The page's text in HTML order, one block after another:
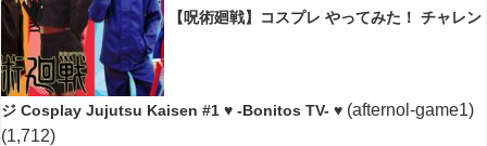
【呪術廻戦】コスプレ やってみた！ チャレン
ジ Cosplay Jujutsu Kaisen #1 ♥ -Bonitos TV- ♥ (afternol-game1)
(1,712)